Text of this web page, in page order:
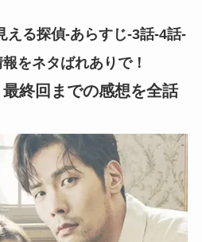
える探偵-あらすじ-3話-4話-
をネタばれありで！
終回までの感想を全話